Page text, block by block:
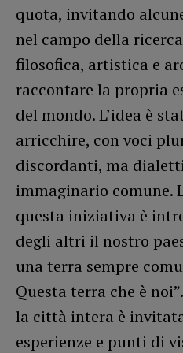
quota, invitando
nel campo della
filosofica, artistica e
raccontare la propria
del mondo. L’idea è
arricchire, con voci
discordanti, ma
immaginario comune.
questa iniziativa è
degli altri il nostro
una terra sempre
Questa terra che è
la città intera è
esperienze e punti di